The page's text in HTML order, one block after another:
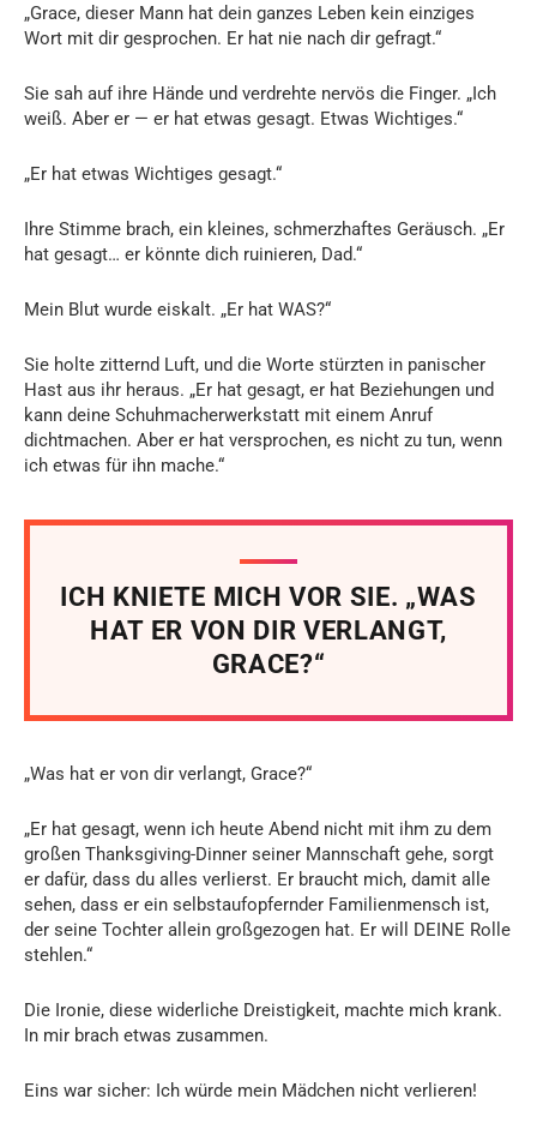
„Grace, dieser Mann hat dein ganzes Leben kein einziges
Wort mit dir gesprochen. Er hat nie nach dir gefragt.“
Sie sah auf ihre Hände und verdrehte nervös die Finger. „Ich
weiß. Aber er — er hat etwas gesagt. Etwas Wichtiges.“
„Er hat etwas Wichtiges gesagt.“
Ihre Stimme brach, ein kleines, schmerzhaftes Geräusch. „Er
hat gesagt… er könnte dich ruinieren, Dad.“
Mein Blut wurde eiskalt. „Er hat WAS?“
Sie holte zitternd Luft, und die Worte stürzten in panischer
Hast aus ihr heraus. „Er hat gesagt, er hat Beziehungen und
kann deine Schuhmacherwerkstatt mit einem Anruf
dichtmachen. Aber er hat versprochen, es nicht zu tun, wenn
ich etwas für ihn mache.“
ICH KNIETE MICH VOR SIE. „WAS
HAT ER VON DIR VERLANGT,
GRACE?“
„Was hat er von dir verlangt, Grace?“
„Er hat gesagt, wenn ich heute Abend nicht mit ihm zu dem
großen Thanksgiving-Dinner seiner Mannschaft gehe, sorgt
er dafür, dass du alles verlierst. Er braucht mich, damit alle
sehen, dass er ein selbstaufopfernder Familienmensch ist,
der seine Tochter allein großgezogen hat. Er will DEINE Rolle
stehlen.“
Die Ironie, diese widerliche Dreistigkeit, machte mich krank.
In mir brach etwas zusammen.
Eins war sicher: Ich würde mein Mädchen nicht verlieren!